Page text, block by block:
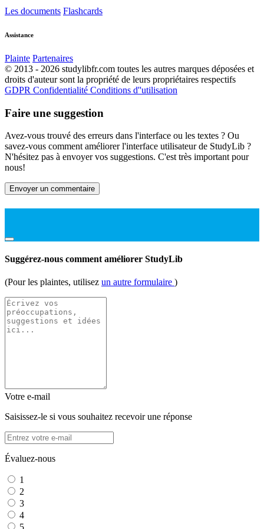
Les documents Flashcards
Assistance
Plainte Partenaires
© 2013 - 2026 studylibfr.com toutes les autres marques déposées et
droits d'auteur sont la propriété de leurs propriétaires respectifs
GDPR Confidentialité Conditions d''utilisation
Faire une suggestion
Avez-vous trouvé des erreurs dans l'interface ou les textes ? Ou
savez-vous comment améliorer l'interface utilisateur de StudyLib ?
N'hésitez pas à envoyer vos suggestions. C'est très important pour
nous!
Envoyer un commentaire
Suggérez-nous comment améliorer StudyLib
(Pour les plaintes, utilisez un autre formulaire )
Votre e-mail
Saisissez-le si vous souhaitez recevoir une réponse
Évaluez-nous
1
2
3
4